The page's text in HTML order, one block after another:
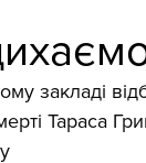
закладі
Тараса